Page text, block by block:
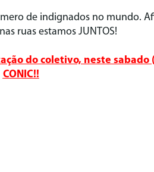
de indignados no mundo.
ruas estamos JUNTOS!
do coletivo, neste sabado
CONIC!!